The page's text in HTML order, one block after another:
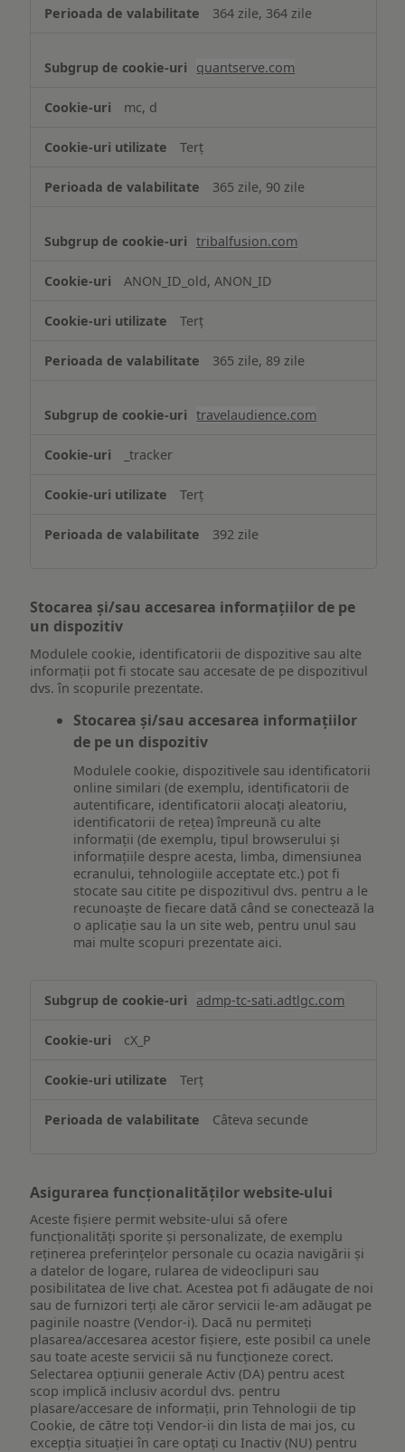
364 zile, 364 zile
quantserve.com
mc, d
Terț
365 zile, 90 zile
tribalfusion.com
ANON_ID_old, ANON_ID
Terț
365 zile, 89 zile
travelaudience.com
_tracker
Terț
392 zile
Stocarea și/sau accesarea informațiilor de pe
un dispozitiv
Modulele cookie, identificatorii de dispozitive sau alte
informații pot fi stocate sau accesate de pe dispozitivul
dvs. în scopurile prezentate.
Stocarea și/sau accesarea informațiilor
de pe un dispozitiv
Modulele cookie, dispozitivele sau identificatorii
online similari (de exemplu, identificatorii de
autentificare, identificatorii alocați aleatoriu,
identificatorii de rețea) împreună cu alte
informații (de exemplu, tipul browserului și
informațiile despre acesta, limba, dimensiunea
ecranului, tehnologiile acceptate etc.) pot fi
stocate sau citite pe dispozitivul dvs. pentru a le
recunoaște de fiecare dată când se conectează la
o aplicație sau la un site web, pentru unul sau
mai multe scopuri prezentate aici.
și/sau
informațiilor
pe
dispozitiv
admp-tc-sati.adtlgc.com
cX_P
Terț
Câteva secunde
Asigurarea funcționalităților website-ului
Aceste fișiere permit website-ului să ofere
funcționalități sporite și personalizate, de exemplu
reţinerea preferinţelor personale cu ocazia navigării și
a datelor de logare, rularea de videoclipuri sau
posibilitatea de live chat. Acestea pot fi adăugate de noi
sau de furnizori terți ale căror servicii le-am adăugat pe
paginile noastre (Vendor-i). Dacă nu permiteți
plasarea/accesarea acestor fișiere, este posibil ca unele
sau toate aceste servicii să nu funcționeze corect.
Selectarea opțiunii generale Activ (DA) pentru acest
scop implică inclusiv acordul dvs. pentru
plasare/accesare de informații, prin Tehnologii de tip
Cookie, de către toți Vendor-ii din lista de mai jos, cu
excepția situației în care optați cu Inactiv (NU) pentru